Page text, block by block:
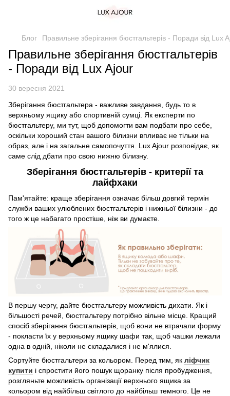
Блог Правильне зберігання бюстгальтерів - Поради від Lux
Правильне зберігання бюстгальтерів
- Поради від Lux Ajour
30 вересня 2021
Зберігання бюстгальтера - важливе завдання, будь то в
верхньому ящику або спортивній сумці. Як експерти по
бюстгальтеру, ми тут, щоб допомогти вам подбати про себе,
оскільки хороший стан вашого білизни впливає не тільки на
образ, але і на загальне самопочуття. Lux Ajour розповідає, як
саме слід дбати про свою нижню білизну.
Зберігання бюстгальтерів - критерії та
лайфхаки
Пам'ятайте: краще зберігання означає більш довгий термін
служби ваших улюблених бюстгальтерів і нижньої білизни - до
того ж це набагато простіше, ніж ви думаєте.
В першу чергу, дайте бюстгальтеру можливість дихати. Як і
більшості речей, бюстгальтеру потрібно вільне місце. Кращий
спосіб зберігання бюстгальтерів, щоб вони не втрачали форму
- покласти їх у верхньому ящику шафи так, щоб чашки лежали
одна в одній, ніколи не складалися і не м'ялися.
Сортуйте бюстгальтери за кольором. Перед тим, як ліфчик
купити і спростити його пошук щоранку після пробудження,
розгляньте можливість організації верхнього ящика за
кольором від найбільш світлого до найбільш темного. Це не